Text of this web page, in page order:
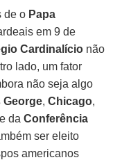
de o Papa
em 9 de
Cardinalício não
lado, um fator
não seja algo
George,Chicago,
daConferência
ser eleito
americanos